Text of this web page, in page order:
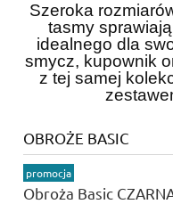
Szeroka
tasmy
idealnego dla
smycz, kupownik
z tej samej
OBROŻE BASIC
Obroża Basic
promocja